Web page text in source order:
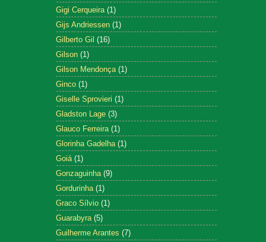
Gigi Cerqueira (1)
Gijs Andriessen (1)
Gilberto Gil (16)
Gilson (1)
Gilson Mendonça (1)
Ginco (1)
Giselle Sprovieri (1)
Gladston Lage (3)
Glauco Ferreira (1)
Glorinha Gadelha (1)
Goiá (1)
Gonzaguinha (9)
Gordurinha (1)
Graco Sílvio (1)
Guarabyra (5)
Guilherme Arantes (7)